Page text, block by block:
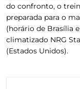
do confronto, o
preparada para o
(horário de Brasília
climatizado NRG
(Estados Unidos).